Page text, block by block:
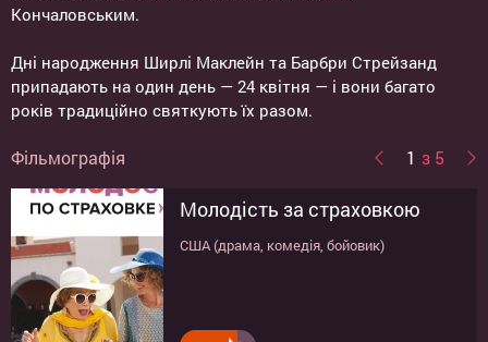
Кончаловським.
Дні народження Ширлі Маклейн та Барбри Стрейзанд
припадають на один день — 24 квітня — і вони багато
років традиційно святкують їх разом.
Фільмографія 1 з 5
Молодість за страховкою
США (драма, комедія, бойовик)
Таємне життя Уолтера Мітті
США (драма, комедія, пригоди)
Берні
США (драма, комедія)
Подалі від тебе
США (комедія)
Ходят слухи
США (комедія)